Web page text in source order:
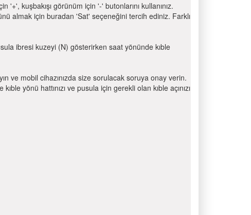
kuşbakışı görünüm için '-' butonlarını kullanınız.
almak için buradan 'Sat' seçeneğini tercih ediniz. Farklı
ibresi kuzeyi (N) gösterirken saat yönünde kıble
ve mobil cihazınızda size sorulacak soruya onay verin.
yönü hattınızı ve pusula için gerekli olan kıble açınızı